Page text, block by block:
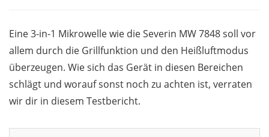
Eine 3-in-1 Mikrowelle wie die Severin MW 7848 soll vor
allem durch die Grillfunktion und den Heißluftmodus
überzeugen. Wie sich das Gerät in diesen Bereichen
schlägt und worauf sonst noch zu achten ist, verraten
wir dir in diesem Testbericht.